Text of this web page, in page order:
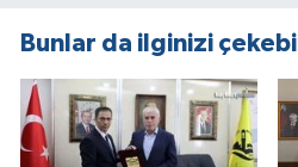
Bunlar da ilginizi